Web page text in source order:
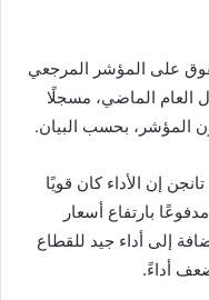
على المؤشر المرجعي
عليه بفارق 0.28% خلال العام الماضي، مسجلًا
المؤشر، بحسب البيان.
إن الأداء كان قويًا
بارتفاع أسعار
إلى أداء جيد للقطاع
أداءً.